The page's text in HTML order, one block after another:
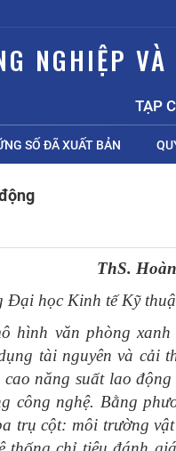
NGHIỆP
TẠP
SỐ ĐÃ XUẤT BẢN
ThS.
học Kinh tế Kỹ
hình văn phòng xanh
tài nguyên và cải
năng suất lao động
công nghệ. Bằng
trụ cột: môi trường